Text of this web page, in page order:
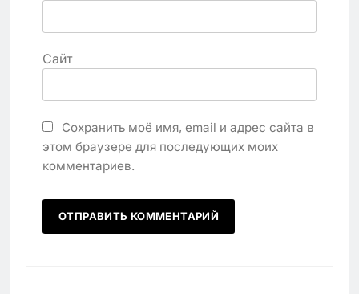
Сайт
Сохранить моё имя, email и адрес сайта в
этом браузере для последующих моих
комментариев.